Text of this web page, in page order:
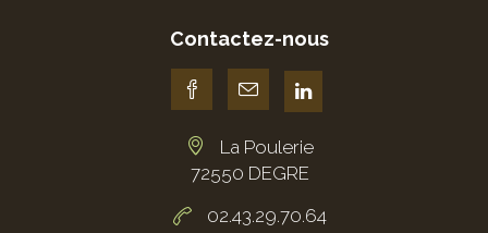
Contactez-nous
La Poulerie
72550 DEGRE
02.43.29.70.64